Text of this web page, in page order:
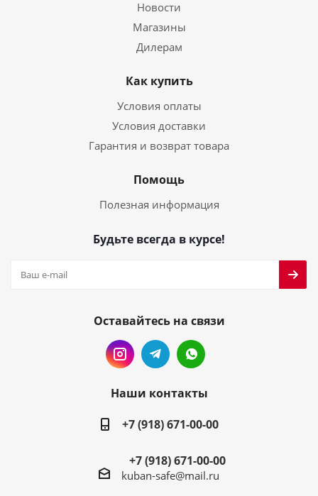
Новости
Магазины
Дилерам
Как купить
Условия оплаты
Условия доставки
Гарантия и возврат товара
Помощь
Полезная информация
Будьте всегда в курсе!
Оставайтесь на связи
Наши контакты
+7 (918) 671-00-00
+7 (918) 671-00-00
kuban-safe@mail.ru